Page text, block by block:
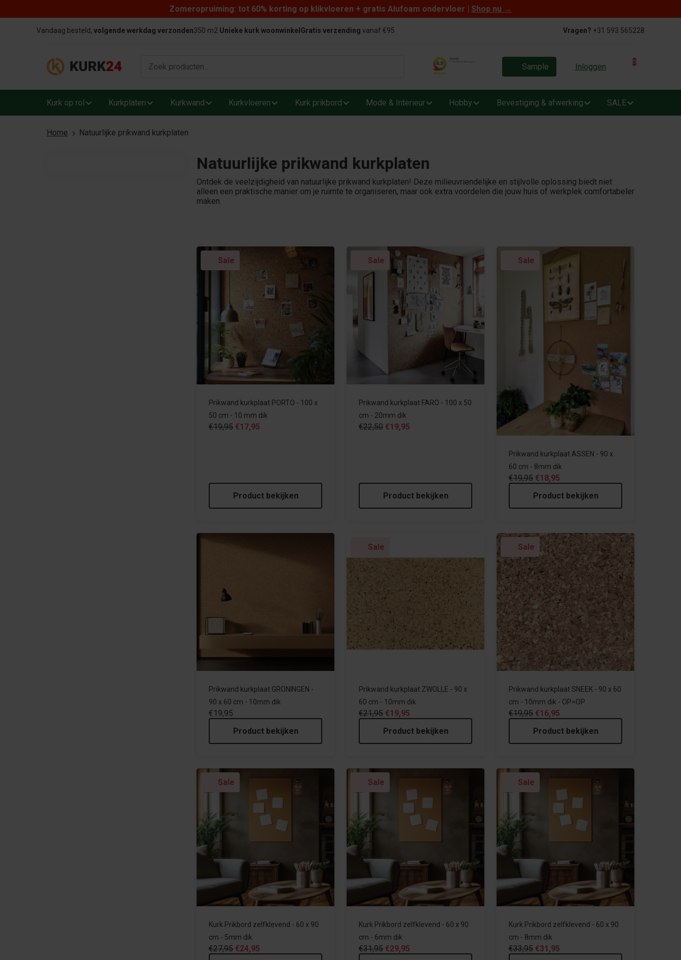
Zomeropruiming: tot 60% korting op klikvloeren + gratis Alufoam ondervloer | Shop nu →
Vandaag besteld, volgende werkdag verzonden350 m2 Unieke kurk woonwinkel Gratis verzending vanaf €95 Vragen? +31 593 565228
Sample Inloggen 0
Kurk op rol Kurkplaten Kurkwand Kurkvloeren Kurk prikbord Mode & Interieur Hobby Bevestiging & afwerking SALE
Home Natuurlijke prikwand kurkplaten
Natuurlijke prikwand kurkplaten
Ontdek de veelzijdigheid van natuurlijke prikwand kurkplaten! Deze milieuvriendelijke en stijlvolle oplossing biedt niet
alleen een praktische manier om je ruimte te organiseren, maar ook extra voordelen die jouw huis of werkplek comfortabeler
maken.
Sale
Prikwand kurkplaat PORTO - 100 x
50 cm - 10 mm dik
€19,95 €17,95
Product bekijken
Sale
Prikwand kurkplaat FARO - 100 x 50
cm - 20mm dik
€22,50 €19,95
Product bekijken
Sale
Prikwand kurkplaat ASSEN - 90 x
60 cm - 8mm dik
€19,95 €18,95
Product bekijken
Prikwand kurkplaat GRONINGEN -
90 x 60 cm - 10mm dik
€19,95
Product bekijken
Sale
Prikwand kurkplaat ZWOLLE - 90 x
60 cm - 10mm dik
€21,95 €19,95
Product bekijken
Sale
Prikwand kurkplaat SNEEK - 90 x 60
cm - 10mm dik - OP=OP
€19,95 €16,95
Product bekijken
Sale
Kurk Prikbord zelfklevend - 60 x 90
cm - 5mm dik
€27,95 €24,95
Sale
Kurk Prikbord zelfklevend - 60 x 90
cm - 6mm dik
€31,95 €29,95
Sale
Kurk Prikbord zelfklevend - 60 x 90
cm - 8mm dik
€33,95 €31,95